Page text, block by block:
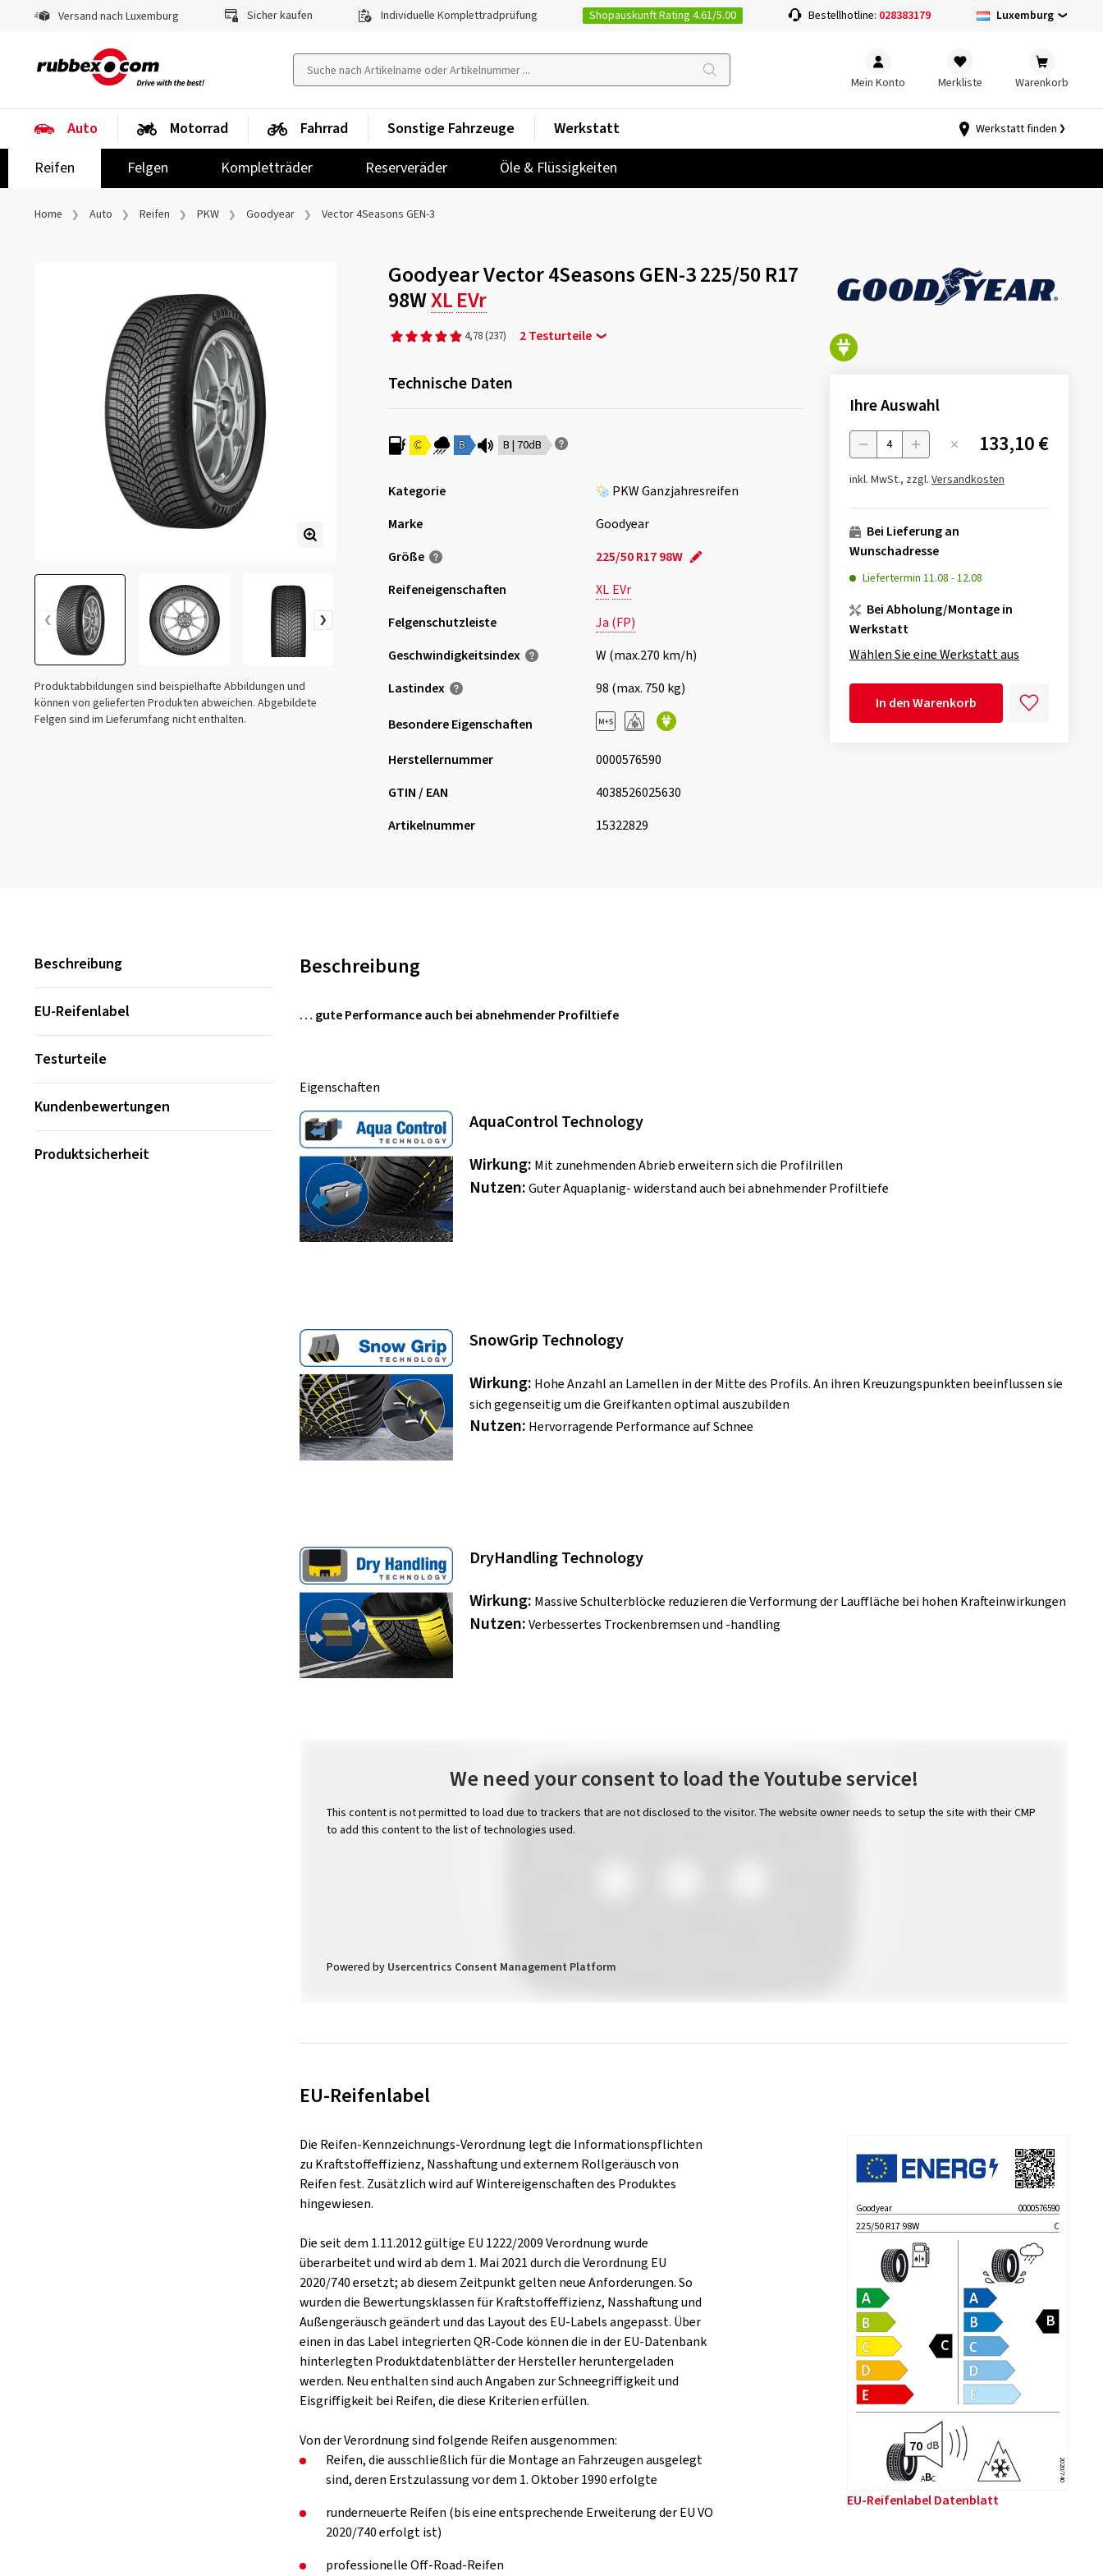
Versand nach Luxemburg Sicher kaufen Individuelle Komplettradprüfung Shopauskunft Rating 4.61/5.00 Bestellhotline: 028383179 Luxemburg
Mein Konto Merkliste Warenkorb
Auto
Reifen
Felgen Kompletträder Reserveräder Öle & Flüssigkeiten
Motorrad Fahrrad Sonstige Fahrzeuge Werkstatt Werkstatt finden
Home Auto Reifen PKW Goodyear Vector 4Seasons GEN-3
Produktabbildungen sind beispielhafte Abbildungen und
können von gelieferten Produkten abweichen. Abgebildete
Felgen sind im Lieferumfang nicht enthalten.
Goodyear Vector 4Seasons GEN-3 225/50 R17
98WXLEVr
4,78 (237) 2 Testurteile
Technische Daten
C B B | 70dB
Kategorie
PKW Ganzjahresreifen
Marke
Goodyear
Größe
225/50 R17 98W
Reifeneigenschaften
XL EVr
Felgenschutzleiste
Ja (FP)
Geschwindigkeits­index
W (max.270 km/h)
Lastindex
98 (max. 750 kg)
Besondere Eigenschaften
Herstellernummer
0000576590
GTIN / EAN
4038526025630
Artikelnummer
15322829
Ihre Auswahl
Menge 133,10 €
inkl. MwSt., zzgl. Versandkosten
Bei Lieferung an
Wunschadresse
Liefertermin 11.08 -12.08
Bei Abholung/Montage in
Werkstatt
Wählen Sie eine Werkstatt aus
In den Warenkorb
Beschreibung
EU-Reifenlabel
Testurteile
Kundenbewertungen
Produktsicherheit
Beschreibung
… gute Performance auch bei abnehmender Profiltiefe
Eigenschaften
AquaControl Technology
Wirkung: Mit zunehmenden Abrieb erweitern sich die Profilrillen
Nutzen:Guter Aquaplanig- widerstand auch bei abnehmender Profiltiefe
SnowGrip Technology
Wirkung: Hohe Anzahl an Lamellen in der Mitte des Profils. An ihren Kreuzungspunkten beeinflussen sie
sich gegenseitig um die Greifkanten optimal auszubilden
Nutzen: Hervorragende Performance auf Schnee
DryHandling Technology
Wirkung: Massive Schulterblöcke reduzieren die Verformung der Lauffläche bei hohen Krafteinwirkungen
Nutzen:Verbessertes Trockenbremsen und -handling
We need your consent to load the Youtube service!
This content is not permitted to load due to trackers that are not disclosed to the visitor. The website owner needs to setup the site with their CMP
to add this content to the list of technologies used.
Powered by Usercentrics Consent Management Platform
EU-Reifenlabel
Die Reifen-Kennzeichnungs-Verordnung legt die Informationspflichten
zu Kraftstoffeffizienz, Nasshaftung und externem Rollgeräusch von
Reifen fest. Zusätzlich wird auf Wintereigenschaften des Produktes
hingewiesen.
Die seit dem 1.11.2012 gültige EU 1222/2009 Verordnung wurde
überarbeitet und wird ab dem 1. Mai 2021 durch die Verordnung EU
2020/740 ersetzt; ab diesem Zeitpunkt gelten neue Anforderungen. So
wurden die Bewertungsklassen für Kraftstoffeffizienz, Nasshaftung und
Außengeräusch geändert und das Layout des EU-Labels angepasst. Über
einen in das Label integrierten QR-Code können die in der EU-Datenbank
hinterlegten Produktdatenblätter der Hersteller heruntergeladen
werden. Neu enthalten sind auch Angaben zur Schneegriffigkeit und
Eisgriffigkeit bei Reifen, die diese Kriterien erfüllen.
Von der Verordnung sind folgende Reifen ausgenommen:
Reifen, die ausschließlich für die Montage an Fahrzeugen ausgelegt
sind, deren Erstzulassung vor dem 1. Oktober 1990 erfolgte
runderneuerte Reifen (bis eine entsprechende Erweiterung der EU VO
2020/740 erfolgt ist)
professionelle Off-Road-Reifen
Goodyear 0000576590
225/50 R17 98W C
ABC 2020/740
EU-Reifenlabel Datenblatt